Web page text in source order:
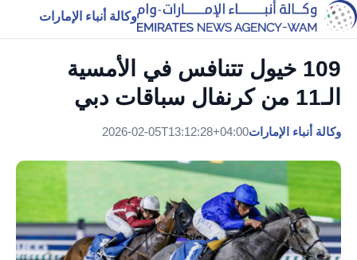
وكالة أنباء الإمارات
109 خيول تتنافس في الأمسية
الـ11 من كرنفال سباقات دبي
وكالة أنباء الإمارات2026-02-05T13:12:28+04:00